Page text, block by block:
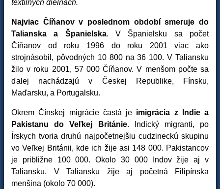
textilných dielňach.
Najviac Číňanov v poslednom období smeruje do
Talianska a Španielska. V Španielsku sa počet
Číňanov od roku 1996 do roku 2001 viac ako
strojnásobil, pôvodných 10 800 na 36 100. V Taliansku
žilo v roku 2001, 57 000 Číňanov. V menšom počte sa
ďalej nachádzajú v Českej Republike, Fínsku,
Maďarsku, a Portugalsku.
Okrem Čínskej migrácie častá je imigrácia z Indie a
Pakistanu do Veľkej Británie. Indický migranti, po
Írskych tvoria druhú najpočetnejšiu cudzineckú skupinu
vo Veľkej Británii, kde ich žije asi 148 000. Pakistancov
je približne 100 000. Okolo 30 000 Indov žije aj v
Taliansku. V Taliansku žije aj početná Filipínska
menšina (okolo 70 000).